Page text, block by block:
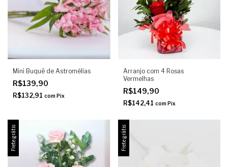
Mini Buquê de Astromélias
R$139,90
R$132,91 com Pix
Arranjo com 4 Rosas
Vermelhas
R$149,90
R$142,41 com Pix
Frete grátis Frete grátis